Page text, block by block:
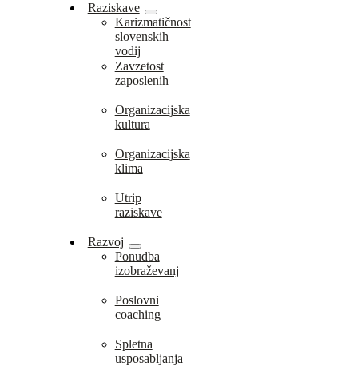
Raziskave
Karizmatičnost
slovenskih
vodij
Zavzetost
zaposlenih
Organizacijska
kultura
Organizacijska
klima
Utrip
raziskave
Razvoj
Ponudba
izobraževanj
Poslovni
coaching
Spletna
usposabljanja